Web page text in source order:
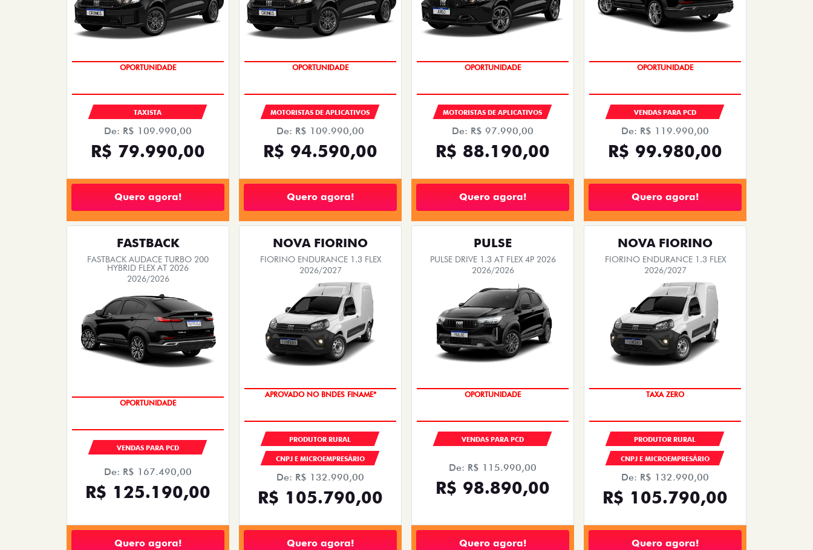
OPORTUNIDADE
TAXISTA
De: R$ 109.990,00
R$ 79.990,00
Quero agora!
OPORTUNIDADE
MOTORISTAS DE APLICATIVOS
De: R$ 109.990,00
R$ 94.590,00
Quero agora!
OPORTUNIDADE
MOTORISTAS DE APLICATIVOS
De: R$ 97.990,00
R$ 88.190,00
Quero agora!
OPORTUNIDADE
VENDAS PARA PCD
De: R$ 119.990,00
R$ 99.980,00
Quero agora!
FASTBACK
FASTBACK AUDACE TURBO 200
HYBRID FLEX AT 2026
2026/2026
OPORTUNIDADE
VENDAS PARA PCD
De: R$ 167.490,00
R$ 125.190,00
Quero agora!
NOVA FIORINO
FIORINO ENDURANCE 1.3 FLEX
2026/2027
APROVADO NO BNDES FINAME*
PRODUTOR RURAL
CNPJ E MICROEMPRESÁRIO
De: R$ 132.990,00
R$ 105.790,00
Quero agora!
PULSE
PULSE DRIVE 1.3 AT FLEX 4P 2026
2026/2026
OPORTUNIDADE
VENDAS PARA PCD
De: R$ 115.990,00
R$ 98.890,00
Quero agora!
NOVA FIORINO
FIORINO ENDURANCE 1.3 FLEX
2026/2027
TAXA ZERO
PRODUTOR RURAL
CNPJ E MICROEMPRESÁRIO
De: R$ 132.990,00
R$ 105.790,00
Quero agora!